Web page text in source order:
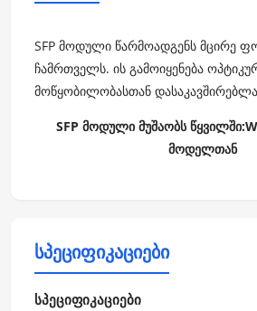
SFP მოდული წარმოადგენს მცირე
ჩამრთველს. ის გამოიყენება
მოწყობილობასთან
SFP მოდული მუშაობს წყვილში:
მოდელთან
სპეციფიკაციები
სპეციფიკაციები